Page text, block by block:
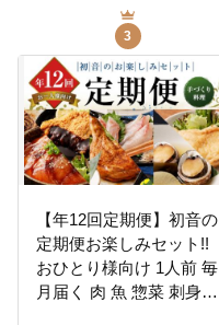
3
【年12回定期便】初音の
定期便お楽しみセット!!
おひとり様向け 1人前 毎
月届く 肉 魚 惣菜 刺身